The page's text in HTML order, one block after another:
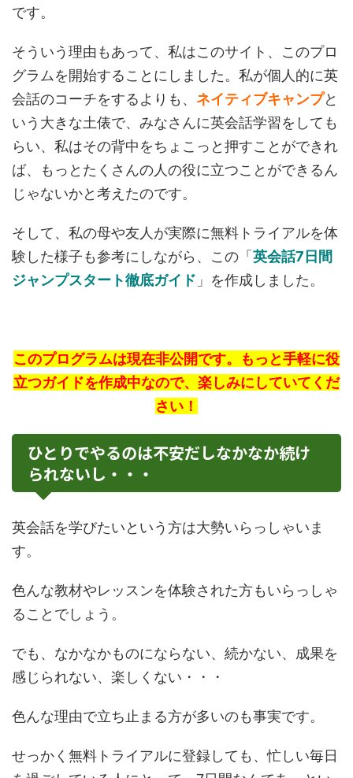
です。
そういう理由もあって、私はこのサイト、このプロ
グラムを開始することにしました。私が個人的に英
会話のコーチをするよりも、 ネイティブキャンプと
いう大きな土俵で、みなさんに英会話学習をしても
らい、私はその背中をちょこっと押すことができれ
ば、もっとたくさんの人の役に立つことができるん
じゃないかと考えたのです。
そして、私の母や友人が実際に無料トライアルを体
験した様子も参考にしながら、この「 英会話7日間
ジャンプスタート徹底ガイド 」を作成しました。
このプログラムは現在非公開です。もっと手軽に役
立つガイドを作成中なので、楽しみにしていてくだ
さい！
ひとりでやるのは不安だしなかなか続け
られないし・・・
英会話を学びたいという方は大勢いらっしゃいま
す。
色んな教材やレッスンを体験された方もいらっしゃ
ることでしょう。
でも、なかなかものにならない、続かない、成果を
感じられない、楽しくない・・・
色んな理由で立ち止まる方が多いのも事実です。
せっかく無料トライアルに登録しても、忙しい毎日